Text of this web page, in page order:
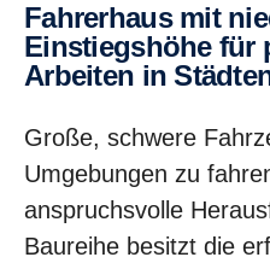
Fahrerhaus mit niedriger
Einstiegshöhe für
Arbeiten in
Große, schwere
Umgebungen zu
anspruchsvolle
Baureihe besitzt die